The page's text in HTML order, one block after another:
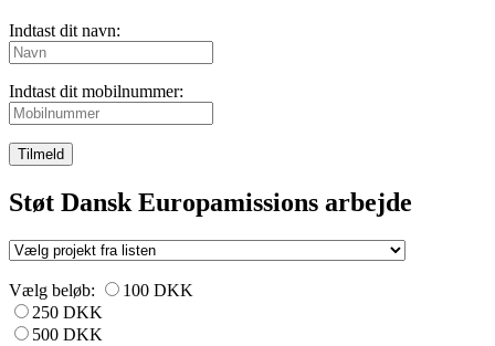
Indtast dit navn:
Indtast dit mobilnummer:
Tilmeld
Støt Dansk Europamissions arbejde
Vælg beløb:
100 DKK
250 DKK
500 DKK